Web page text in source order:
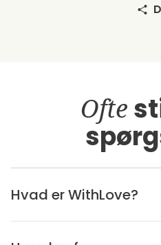
Ofte
Hvad er WithLove?